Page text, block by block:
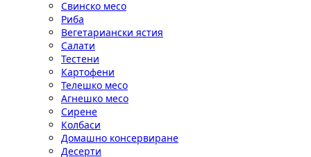
Свинско месо
Риба
Вегетариански ястия
Салати
Тестени
Картофени
Телешко месо
Агнешко месо
Сирене
Колбаси
Домашно консервиране
Десерти